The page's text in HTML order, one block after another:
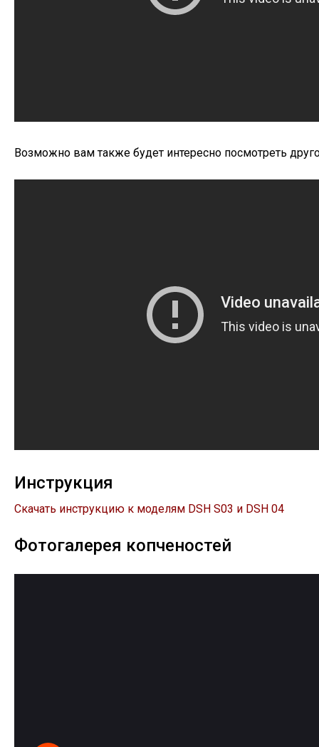
Возможно вам также будет интересно посмотреть
Инструкция
Скачать инструкцию к моделям DSH S03 и DSH 04
Фотогалерея копченостей